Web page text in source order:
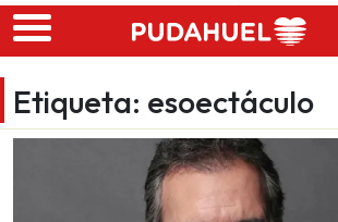
Skip to main content
Etiqueta: esoectáculo